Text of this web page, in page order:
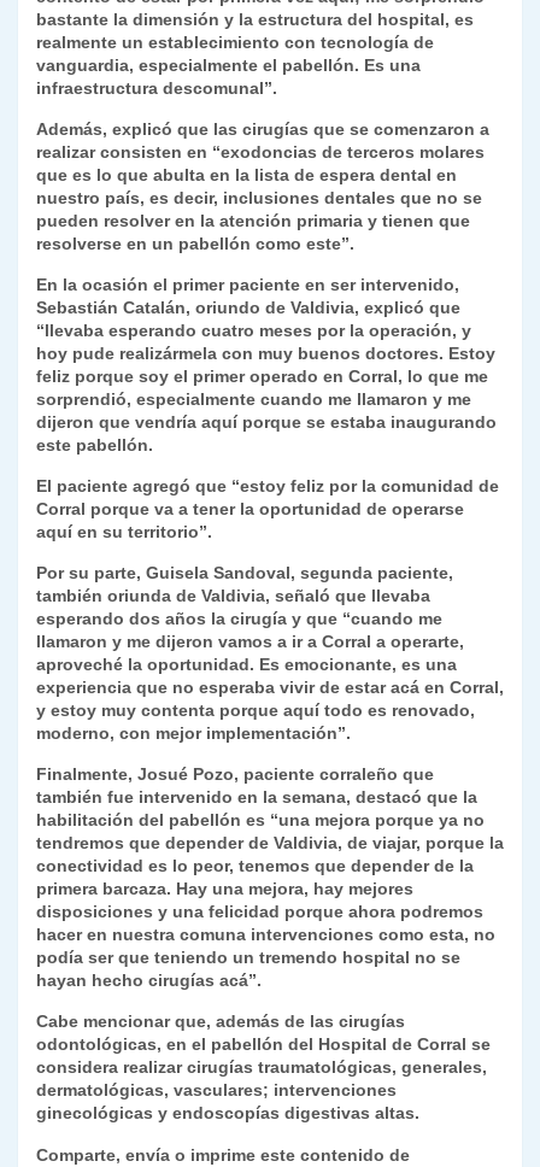
bastante la dimensión y la estructura del hospital, es
realmente un establecimiento con tecnología de
vanguardia, especialmente el pabellón. Es una
infraestructura descomunal”.
Además, explicó que las cirugías que se comenzaron a
realizar consisten en “exodoncias de terceros molares
que es lo que abulta en la lista de espera dental en
nuestro país, es decir, inclusiones dentales que no se
pueden resolver en la atención primaria y tienen que
resolverse en un pabellón como este”.
En la ocasión el primer paciente en ser intervenido,
Sebastián Catalán, oriundo de Valdivia, explicó que
“llevaba esperando cuatro meses por la operación, y
hoy pude realizármela con muy buenos doctores. Estoy
feliz porque soy el primer operado en Corral, lo que me
sorprendió, especialmente cuando me llamaron y me
dijeron que vendría aquí porque se estaba inaugurando
este pabellón.
El paciente agregó que “estoy feliz por la comunidad de
Corral porque va a tener la oportunidad de operarse
aquí en su territorio”.
Por su parte, Guisela Sandoval, segunda paciente,
también oriunda de Valdivia, señaló que llevaba
esperando dos años la cirugía y que “cuando me
llamaron y me dijeron vamos a ir a Corral a operarte,
aproveché la oportunidad. Es emocionante, es una
experiencia que no esperaba vivir de estar acá en Corral,
y estoy muy contenta porque aquí todo es renovado,
moderno, con mejor implementación”.
Finalmente, Josué Pozo, paciente corraleño que
también fue intervenido en la semana, destacó que la
habilitación del pabellón es “una mejora porque ya no
tendremos que depender de Valdivia, de viajar, porque la
conectividad es lo peor, tenemos que depender de la
primera barcaza. Hay una mejora, hay mejores
disposiciones y una felicidad porque ahora podremos
hacer en nuestra comuna intervenciones como esta, no
podía ser que teniendo un tremendo hospital no se
hayan hecho cirugías acá”.
Cabe mencionar que, además de las cirugías
odontológicas, en el pabellón del Hospital de Corral se
considera realizar cirugías traumatológicas, generales,
dermatológicas, vasculares; intervenciones
ginecológicas y endoscopías digestivas altas.
Comparte, envía o imprime este contenido de